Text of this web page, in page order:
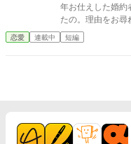
年お仕えした婚約
たの。理由をお尋
あ。それは失礼いたしましたわ。
ないことを申し上げますの。 「では、殿
う。それでもわた
恋愛 連載中 短編